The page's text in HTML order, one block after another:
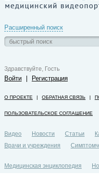
Расширенный поиск
Здравствуйте, Гость
Войти Регистрация
О ПРОЕКТЕ | ОБРАТНАЯ СВЯЗЬ |
ПОЛЬЗОВАТЕЛЬСКОЕ СОГЛАШЕНИЕ
Видео Новости Статьи
Врачи и учреждения
Медицинская энциклопедия